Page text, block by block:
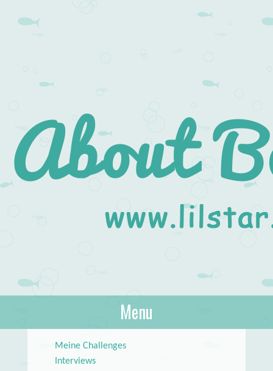
About Books
lilstar.de
Menu
Meine Challenges
Interviews